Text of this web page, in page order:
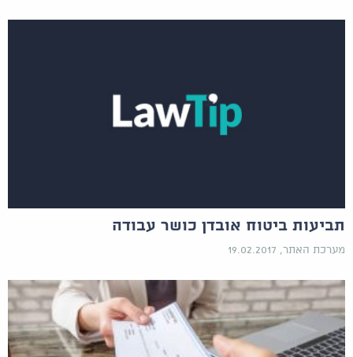
תביעות ביטוח אובדן כושר עבודה
מערכת האתר, 19.02.2017